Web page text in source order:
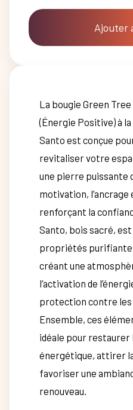
Ajouter
La bougie Green Tree
(Énergie Positive) à
Santo est conçue
revitaliser votre
une pierre puissante
motivation,
renforçant la
Santo, bois sacré,
propriétés
créant une
l’activation de
protection contre
Ensemble, ces
idéale pour restaurer
énergétique, attirer
favoriser une
renouveau.